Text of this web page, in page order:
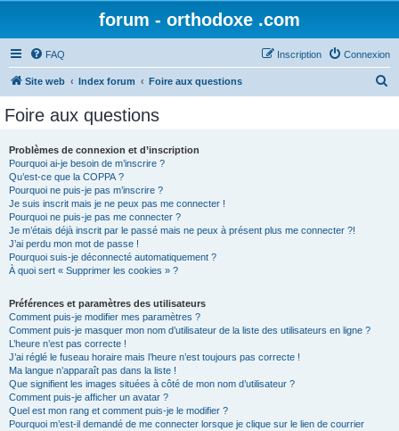
forum - orthodoxe .com
FAQ Connexion
Inscription
Site web Index forum Foire aux questions
Foire aux questions
Problèmes de connexion et d’inscription
Pourquoi ai-je besoin de m’inscrire ?
Qu’est-ce que la COPPA ?
Pourquoi ne puis-je pas m’inscrire ?
Je suis inscrit mais je ne peux pas me connecter !
Pourquoi ne puis-je pas me connecter ?
Je m’étais déjà inscrit par le passé mais ne peux à présent plus me connecter ?!
J’ai perdu mon mot de passe !
Pourquoi suis-je déconnecté automatiquement ?
À quoi sert « Supprimer les cookies » ?
Préférences et paramètres des utilisateurs
Comment puis-je modifier mes paramètres ?
Comment puis-je masquer mon nom d’utilisateur de la liste des utilisateurs en ligne ?
L’heure n’est pas correcte !
J’ai réglé le fuseau horaire mais l’heure n’est toujours pas correcte !
Ma langue n’apparaît pas dans la liste !
Que signifient les images situées à côté de mon nom d’utilisateur ?
Comment puis-je afficher un avatar ?
Quel est mon rang et comment puis-je le modifier ?
Pourquoi m’est-il demandé de me connecter lorsque je clique sur le lien de courrier